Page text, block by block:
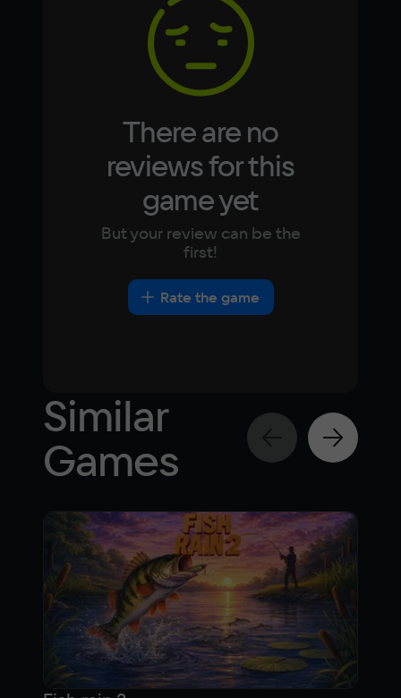
Japanese
There are no
reviews for this
game yet
But your review can be the
first!
Rate the game
Similar
Games